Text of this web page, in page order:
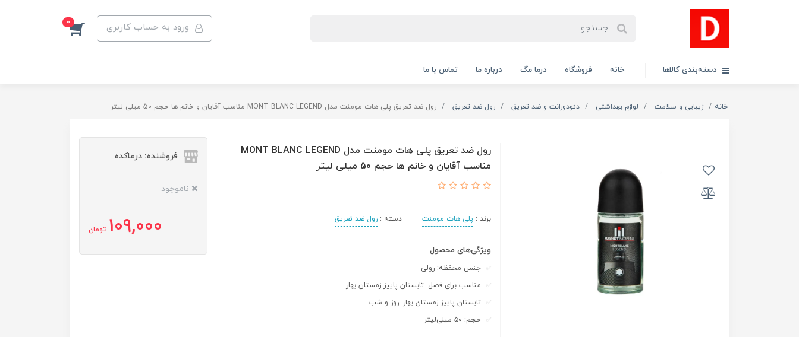
ورود به حساب کاربری 0
دسته‌بندی کالاها خانه فروشگاه درما مگ درباره ما تماس با ما
خانه زیبایی و سلامت لوازم بهداشتی دئودورانت و ضد تعریق رول ضد تعریق رول ضد تعریق پلی هات مومنت مدل MONT BLANC LEGEND مناسب آقایان و خانم ها حجم 50 میلی لیتر
رول ضد تعریق پلی هات مومنت مدل MONT BLANC LEGEND
مناسب آقایان و خانم ها حجم 50 میلی لیتر
برند : پلی هات مومنت دسته :رول ضد تعریق
ویژگی‌های محصول
جنس محفظه: رولی
مناسب برای فصل: تابستان پاییز زمستان بهار
تابستان پاییز زمستان بهار: روز و شب
حجم: ۵۰ میلی‌لیتر
فروشنده: درماکده
ناموجود
109,000 تومان